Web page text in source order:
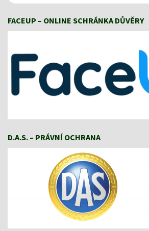
FACEUP – ONLINE SCHRÁNKA DŮVĚRY
D.A.S. – PRÁVNÍ OCHRANA